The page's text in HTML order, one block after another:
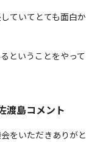
ていてとても面白か
ということをやって
渡島コメント
をいただきありがと